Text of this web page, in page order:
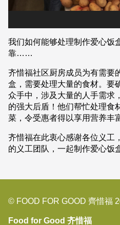
我们如何能够处理制作爱心饭
靠……
齐惜福社区厨房成员为有需要
盒，需要处理大量的食材。要
众手中，涉及大量的人手需求
的强大后盾！他们帮忙处理食
菜，令受惠者得以享用营养丰
齐惜福在此衷心感谢各位义工
的义工团队，一起制作爱心饭
© FOOD FOR GOOD 齊惜福
Food for Good 齐惜福